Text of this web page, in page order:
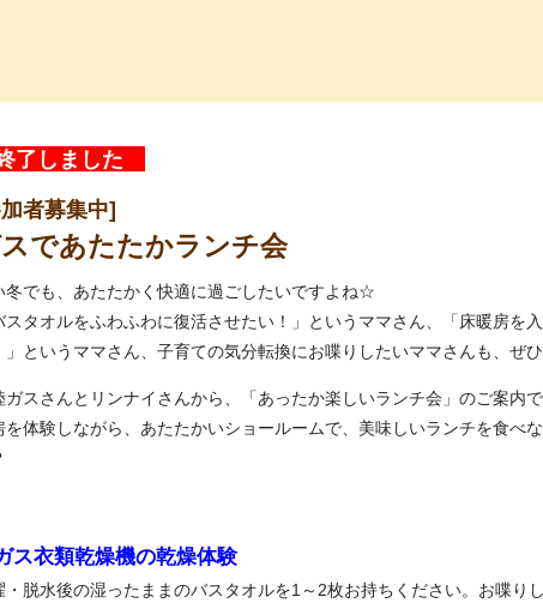
了しました
者募集中]
であたたかランチ会
冬でも、あたたかく快適に過ごしたいですよね☆
スタオルをふわふわに復活させたい！」というママさん、「床暖房を
」というママさん、子育ての気分転換にお喋りしたいママさんも、ぜ
ガスさんとリンナイさんから、「あったか楽しいランチ会」のご案内
を体験しながら、あたたかいショールームで、美味しいランチを食べ
ス衣類乾燥機の乾燥体験
・脱水後の湿ったままのバスタオルを1～2枚お持ちください。お喋り